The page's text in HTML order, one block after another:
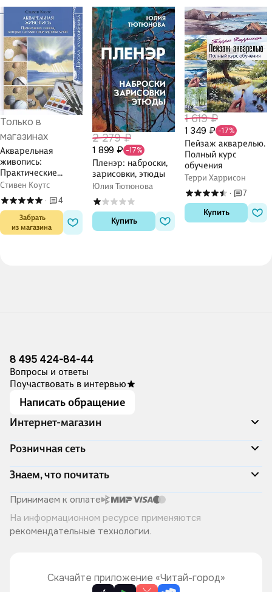
Только в
магазинах
Акварельная
живопись:
Практические
советы, которые
сделаю ваши
картины лучше:
Школа художника
Стивен Коутс
· 4
Забрать
из магазина
2 279 ₽
1 899 ₽ -17%
Пленэр: наброски,
зарисовки, этюды
Юлия Тютюнова
Купить
1 619 ₽
1 349 ₽ -17%
Пейзаж акварелью.
Полный курс
обучения
Терри Харрисон
·
7
Купить
8 495 424-84-44
Вопросы и ответы
Поучаствовать в интервью
Написать обращение
Интернет-магазин
Акции
Доставка и оплата
Программа лояльности
Подарочные сертификаты
Правила продажи
Политика конфиденциальности
Розничная сеть
Адреса магазинов
Книжный Дозор
О компании
Читай-город для бизнеса
Хотите у нас работать?
Знаем, что почитать
Скоро в продаже
Лучшие из лучших
Читай-журнал
Принимаем к оплате
На информационном ресурсе применяются
рекомендательные технологии.
Скачайте приложение «Читай-город»